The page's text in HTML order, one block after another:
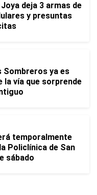
deja 3 armas de
y presuntas
Sombreros ya es
la vía que sorprende
temporalmente
Policlínica de San
sábado